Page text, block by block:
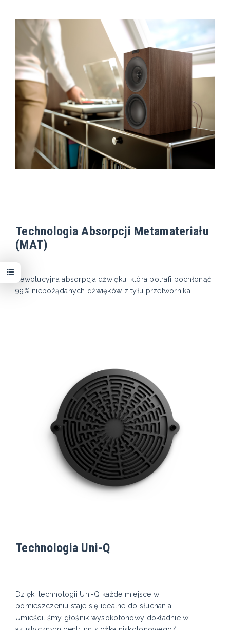
Technologia Absorpcji Metamateriału
(MAT)
Rewolucyjna absorpcja dźwięku, która potrafi pochłonąć
99% niepożądanych dźwięków z tyłu przetwornika.
Technologia Uni-Q
Dzięki technologii Uni-Q każde miejsce w
pomieszczeniu staje się idealne do słuchania.
Umieściliśmy głośnik wysokotonowy dokładnie w